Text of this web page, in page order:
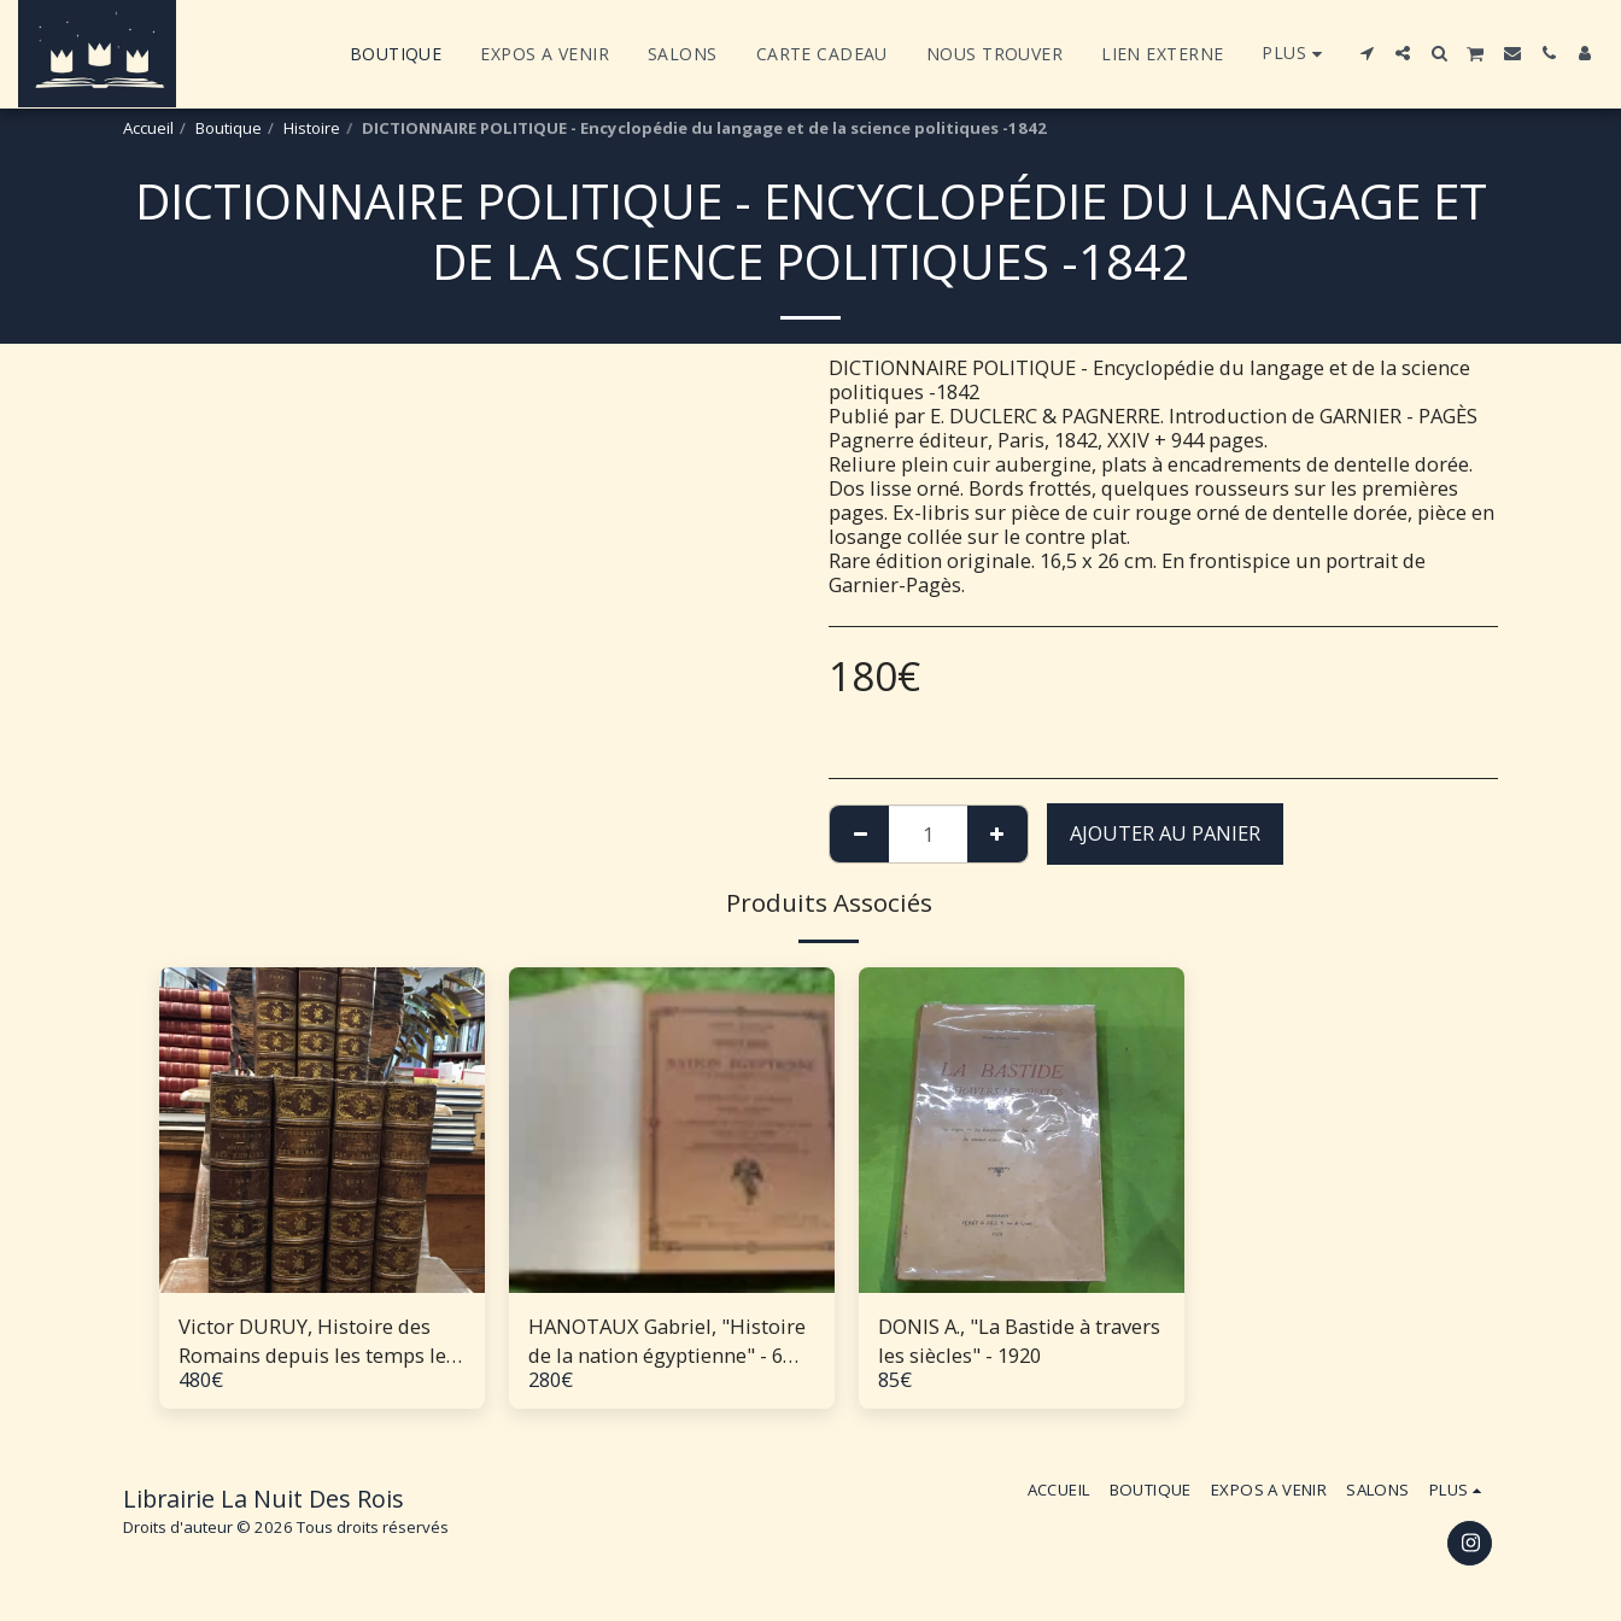
BOUTIQUE EXPOS A VENIR SALONS CARTE CADEAU NOUS TROUVER LIEN EXTERNE PLUS
Accueil Boutique Histoire DICTIONNAIRE POLITIQUE - Encyclopédie du langage et de la science politiques -1842
DICTIONNAIRE POLITIQUE - ENCYCLOPÉDIE DU LANGAGE ET
DE LA SCIENCE POLITIQUES -1842
DICTIONNAIRE POLITIQUE - Encyclopédie du langage et de la science
politiques -1842
Publié par E. DUCLERC & PAGNERRE. Introduction de GARNIER - PAGÈS
Pagnerre éditeur, Paris, 1842, XXIV + 944 pages.
Reliure plein cuir aubergine, plats à encadrements de dentelle dorée.
Dos lisse orné. Bords frottés, quelques rousseurs sur les premières
pages. Ex-libris sur pièce de cuir rouge orné de dentelle dorée, pièce en
losange collée sur le contre plat.
Rare édition originale. 16,5 x 26 cm. En frontispice un portrait de
Garnier-Pagès.
180€
AJOUTER AU PANIER
Produits Associés
Victor DURUY, Histoire des
Romains depuis les temps les
plus reculés jusqu'à l'invasion
480€
HANOTAUX Gabriel, "Histoire
de la nation égyptienne" - 6
volumes
280€
DONIS A., "La Bastide à travers
les siècles" - 1920
85€
Librairie La Nuit Des Rois
Droits d'auteur © 2026 Tous droits réservés
ACCUEIL BOUTIQUE EXPOS A VENIR SALONS PLUS